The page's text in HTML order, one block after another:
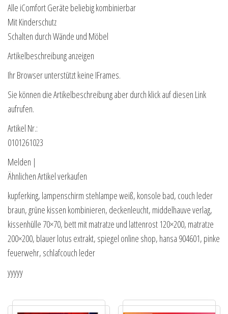
Alle iComfort Geräte beliebig kombinierbar
Mit Kinderschutz
Schalten durch Wände und Möbel
Artikelbeschreibung anzeigen
Ihr Browser unterstützt keine IFrames.
Sie können die Artikelbeschreibung aber durch klick auf diesen Link
aufrufen.
Artikel Nr.:
0101261023
Melden |
Ähnlichen Artikel verkaufen
kupferking, lampenschirm stehlampe weiß, konsole bad, couch leder
braun, grüne kissen kombinieren, deckenleucht, middelhauve verlag,
kissenhülle 70×70, bett mit matratze und lattenrost 120×200, matratze
200×200, blauer lotus extrakt, spiegel online shop, hansa 904601, pinke
feuerwehr, schlafcouch leder
yyyyy